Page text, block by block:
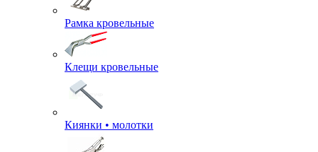
Рамка кровельные
Клещи кровельные
Киянки • молотки